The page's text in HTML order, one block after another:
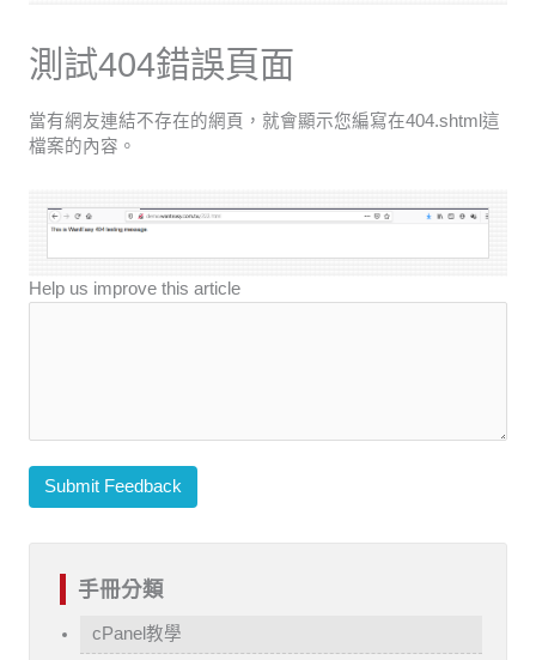
測試404錯誤頁面
當有網友連結不存在的網頁，就會顯示您編寫在404.shtml這
檔案的內容。
Help us improve this article
Submit Feedback
手冊分類
cPanel教學